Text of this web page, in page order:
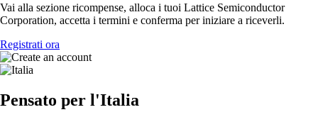
Vai alla sezione ricompense, alloca i tuoi Lattice Semiconductor
Corporation, accetta i termini e conferma per iniziare a riceverli.
Registrati ora
Pensato per l'Italia